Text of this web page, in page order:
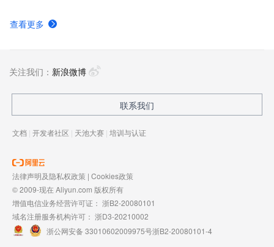
查看更多
关注我们： 新浪微博
联系我们
文档 | 开发者社区 | 天池大赛 | 培训与认证
法律声明及隐私权政策 | Cookies政策
© 2009-现在 Aliyun.com 版权所有
增值电信业务经营许可证： 浙B2-20080101
域名注册服务机构许可： 浙D3-20210002
浙公网安备 33010602009975号浙B2-20080101-4